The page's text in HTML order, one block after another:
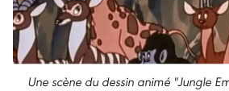
Une scène du dessin animé "Jungle